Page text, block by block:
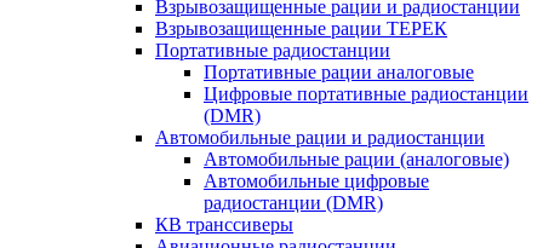
Взрывозащищенные рации и радиостанции
Взрывозащищенные рации ТЕРЕК
Портативные радиостанции
Портативные рации аналоговые
Цифровые портативные радиостанции
(DMR)
Автомобильные рации и радиостанции
Автомобильные рации (аналоговые)
Автомобильные цифровые
радиостанции (DMR)
КВ транссиверы